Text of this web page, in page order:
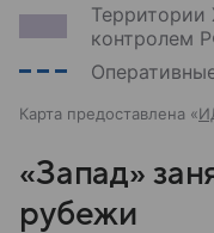
Территории
контролем
Карта предоставлена «
«Запад»
рубежи